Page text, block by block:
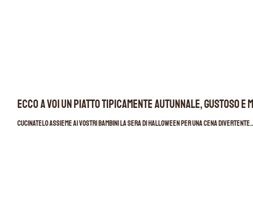
Ecco a voi un piatto tipicamente autunnale, gustoso
Cucinatelo assieme ai vostri bambini la sera di halloween per una cena